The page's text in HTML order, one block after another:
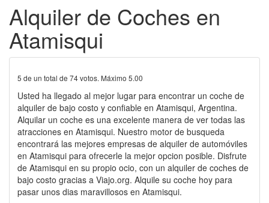
Alquiler de Coches en
Atamisqui
5 de un total de 74votos. Máximo 5.00
Usted ha llegado al mejor lugar para encontrar un coche de
alquiler de bajo costo y confiable en Atamisqui, Argentina.
Alquilar un coche es una excelente manera de ver todas las
atracciones en Atamisqui. Nuestro motor de busqueda
encontrará las mejores empresas de alquiler de automóviles
en Atamisqui para ofrecerle la mejor opcion posible. Disfrute
de Atamisqui en su propio ocio, con un alquiler de coches de
bajo costo gracias a Viajo.org. Alquile su coche hoy para
pasar unos dias maravillosos en Atamisqui.